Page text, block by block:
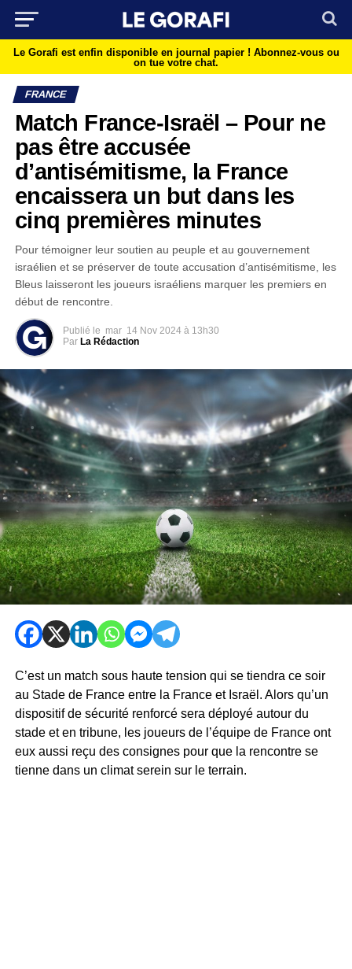
Le Gorafi est enfin disponible en journal papier ! Abonnez-vous ou
on tue votre chat.
FRANCE
Match France-Israël – Pour ne
pas être accusée
d’antisémitisme, la France
encaissera un but dans les
cinq premières minutes
Pour témoigner leur soutien au peuple et au gouvernement
israélien et se préserver de toute accusation d’antisémitisme, les
Bleus laisseront les joueurs israéliens marquer les premiers en
début de rencontre.
Publié le mar 14 Nov 2024 à 13h30
Par La Rédaction
C’est un match sous haute tension qui se tiendra ce soir
au Stade de France entre la France et Israël. Alors qu’un
dispositif de sécurité renforcé sera déployé autour du
stade et en tribune, les joueurs de l’équipe de France ont
eux aussi reçu des consignes pour que la rencontre se
tienne dans un climat serein sur le terrain.